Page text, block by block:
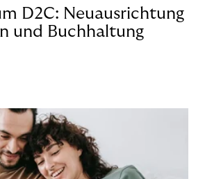
D2C: Neuausrichtung
und Buchhaltung